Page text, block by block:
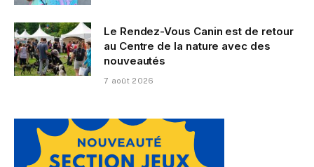
Le Rendez-Vous Canin est de retour
au Centre de la nature avec des
nouveautés
7 août 2026